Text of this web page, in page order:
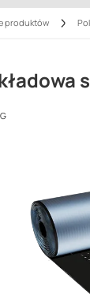
produktów